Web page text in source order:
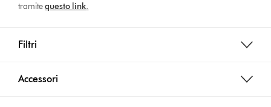
tramitequesto link.
Filtri
Accessori